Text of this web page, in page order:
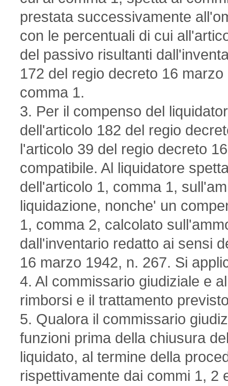
prestata successivamente
con le percentuali di cui
del passivo risultanti
172 del regio decreto 16
comma 1.
3. Per il compenso del
dell'articolo 182 del regio
l'articolo 39 del regio decreto
compatibile. Al liquidatore
dell'articolo 1, comma 1,
liquidazione, nonche' un
1, comma 2, calcolato
dall'inventario redatto ai sensi
16 marzo 1942, n. 267. Si
4. Al commissario giudiziale e
rimborsi e il trattamento
5. Qualora il commissario
funzioni prima della chiusura
liquidato, al termine della
rispettivamente dai commi 1, 2